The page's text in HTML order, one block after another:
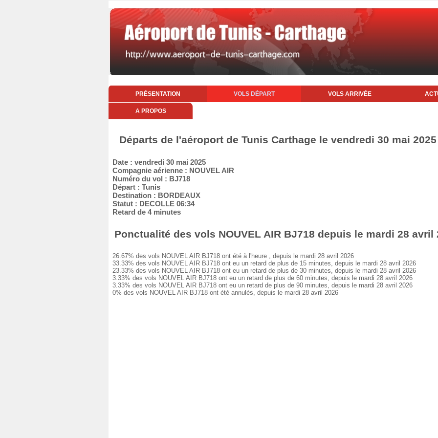
PRÉSENTATION VOLS DÉPART VOLS ARRIVÉE
A PROPOS
Départs de l'aéroport de Tunis Carthage le vendredi 30 mai 2025
Date : vendredi 30 mai 2025
Compagnie aérienne : NOUVEL AIR
Numéro du vol : BJ718
Départ : Tunis
Destination : BORDEAUX
Statut : DECOLLE 06:34
Retard de 4 minutes
Ponctualité des vols NOUVEL AIR BJ718 depuis le mardi 28 avril
26.67% des vols NOUVEL AIR BJ718 ont été à l'heure , depuis le mardi 28 avril 2026
33.33% des vols NOUVEL AIR BJ718 ont eu un retard de plus de 15 minutes, depuis le mardi 28 avril 2026
23.33% des vols NOUVEL AIR BJ718 ont eu un retard de plus de 30 minutes, depuis le mardi 28 avril 2026
3.33% des vols NOUVEL AIR BJ718 ont eu un retard de plus de 60 minutes, depuis le mardi 28 avril 2026
3.33% des vols NOUVEL AIR BJ718 ont eu un retard de plus de 90 minutes, depuis le mardi 28 avril 2026
0% des vols NOUVEL AIR BJ718 ont été annulés, depuis le mardi 28 avril 2026